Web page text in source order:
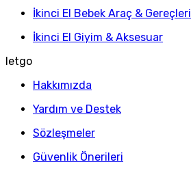
İkinci El Bebek Araç & Gereçleri
İkinci El Giyim & Aksesuar
letgo
Hakkımızda
Yardım ve Destek
Sözleşmeler
Güvenlik Önerileri